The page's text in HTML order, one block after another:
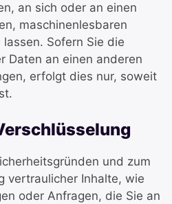
an sich oder an einen
maschinenlesbaren
Sofern Sie die
Daten an einen anderen
erfolgt dies nur, soweit
und zum
vertraulicher Inhalte, wie
oder Anfragen, die Sie an